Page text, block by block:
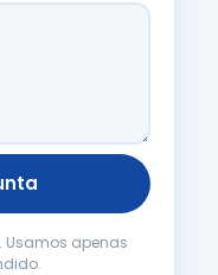
Usamos apenas